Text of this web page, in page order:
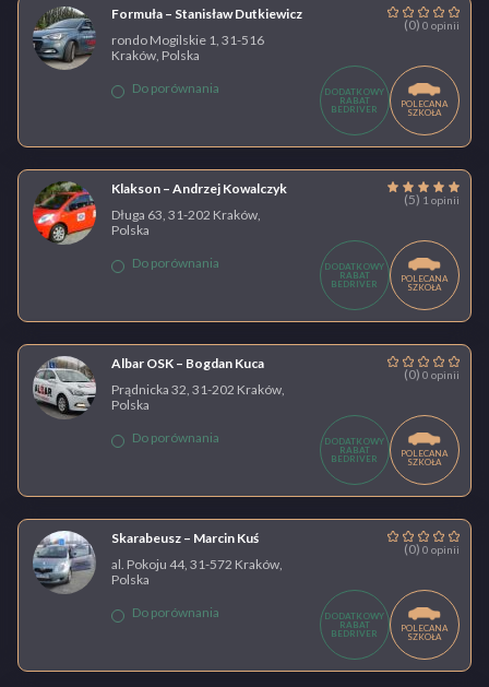
Formuła – Stanisław Dutkiewicz
(0) 0 opinii
rondo Mogilskie 1, 31-516
Kraków, Polska
Do porównania
DODATKOWY
RABAT
BEDRIVER
POLECANA
SZKOŁA
Klakson – Andrzej Kowalczyk
(5) 1 opinii
Długa 63, 31-202 Kraków,
Polska
Do porównania
DODATKOWY
RABAT
BEDRIVER
POLECANA
SZKOŁA
Albar OSK – Bogdan Kuca
(0) 0 opinii
Prądnicka 32, 31-202 Kraków,
Polska
Do porównania
DODATKOWY
RABAT
BEDRIVER
POLECANA
SZKOŁA
Skarabeusz – Marcin Kuś
(0) 0 opinii
al. Pokoju 44, 31-572 Kraków,
Polska
Do porównania
DODATKOWY
RABAT
BEDRIVER
POLECANA
SZKOŁA